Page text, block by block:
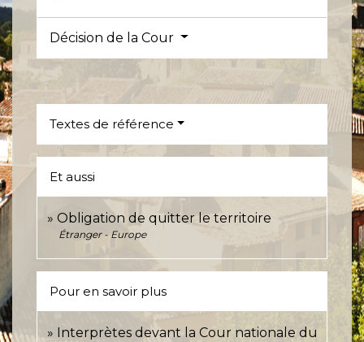
Décision de la Cour
Textes de référence
Et aussi
Obligation de quitter le territoire
Étranger - Europe
Pour en savoir plus
Interprètes devant la Cour nationale du